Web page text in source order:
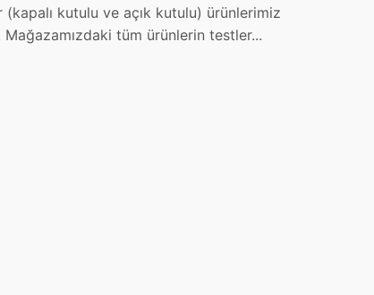
(kapalı kutulu ve açık kutulu) ürünlerimiz
Mağazamızdaki tüm ürünlerin testler...